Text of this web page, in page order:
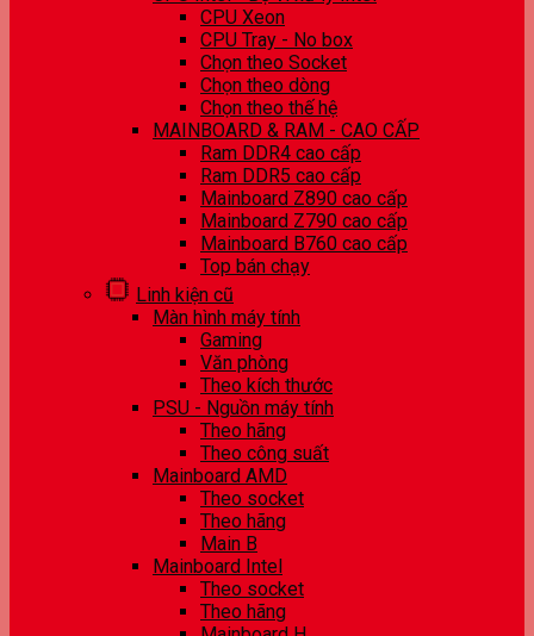
CPU Xeon
CPU Tray - No box
Chọn theo Socket
Chọn theo dòng
Chọn theo thế hệ
MAINBOARD & RAM - CAO CẤP
Ram DDR4 cao cấp
Ram DDR5 cao cấp
Mainboard Z890 cao cấp
Mainboard Z790 cao cấp
Mainboard B760 cao cấp
Top bán chạy
Linh kiện cũ
Màn hình máy tính
Gaming
Văn phòng
Theo kích thước
PSU - Nguồn máy tính
Theo hãng
Theo công suất
Mainboard AMD
Theo socket
Theo hãng
Main B
Mainboard Intel
Theo socket
Theo hãng